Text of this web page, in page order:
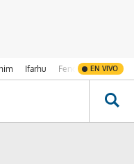
Ifarhu Fenómeno de El
EN VIVO